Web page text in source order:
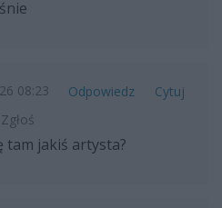
08:23 Odpowiedz
Cytuj
Zgłoś
tam jakiś artysta?